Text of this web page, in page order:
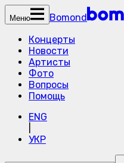
Меню
Bomond
Концерты
Новости
Артисты
Фото
Вопросы
Помощь
ENG
УКР